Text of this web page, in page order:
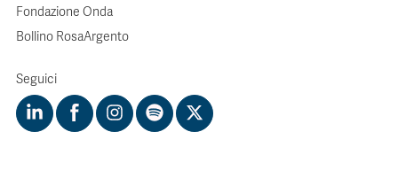
Fondazione Onda
Bollino RosaArgento
Seguici